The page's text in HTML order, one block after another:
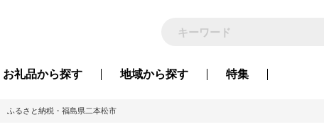
お礼品から探す 地域から探す 特集
ふるさと納税・福島県二本松市